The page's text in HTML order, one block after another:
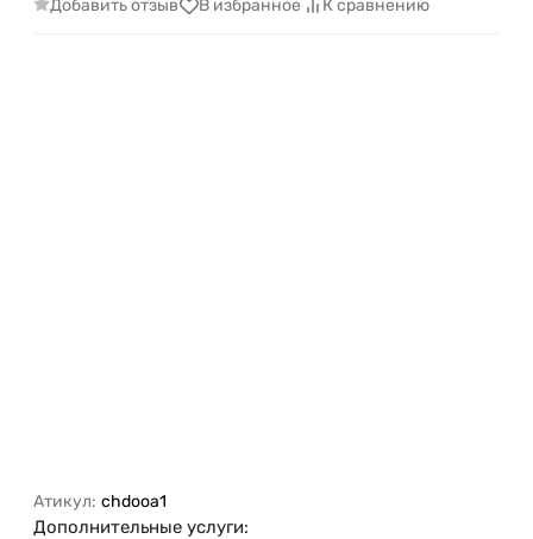
Добавить отзыв В избранное К сравнению
Атикул: chdooa1
Дополнительные услуги: